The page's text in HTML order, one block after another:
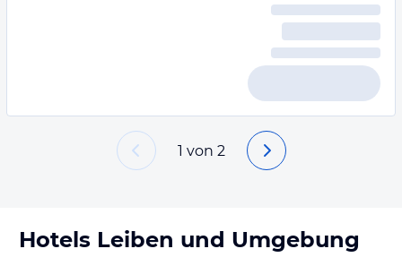
1 von 2
Hotels Leiben und Umgebung